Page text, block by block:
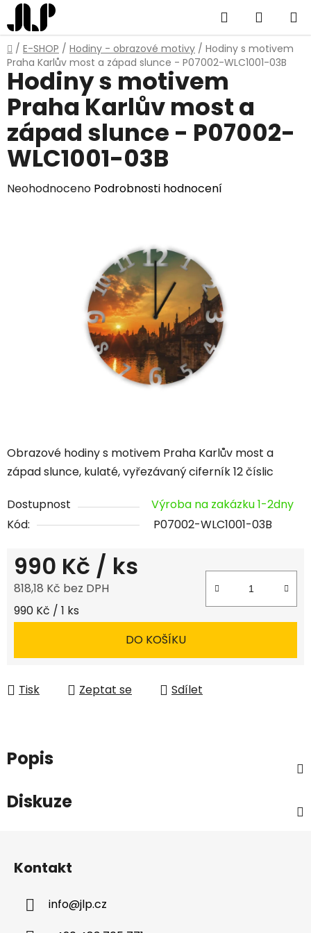
Přejít
na
obsah
Hledat
KOŠÍK
Domů
/ E-SHOP / Hodiny - obrazové motivy / Hodiny s motivem
Praha Karlův most a západ slunce - P07002-WLC1001-03B
Obrazové hodiny s motivem Praha Karlův most a
západ slunce, kulaté, vyřezávaný ciferník 12 číslic
Dostupnost
Výroba na zakázku 1-2dny
Kód:
P07002-WLC1001-03B
990 Kč / ks
818,18 Kč bez DPH
Měrná cena:
990 Kč / 1 ks
DO KOŠÍKU
Tisk Zeptat se Sdílet
Hodiny s motivem
Praha Karlův most a
západ slunce - P07002-
WLC1001-03B
Průměrné
Neohodnoceno Podrobnosti hodnocení
Popis
Diskuze
Kontakt
info@jlp.cz